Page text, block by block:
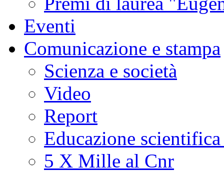
Eventi
Comunicazione e stampa
Scienza e società
Video
Report
Educazione
5 X Mille al Cnr